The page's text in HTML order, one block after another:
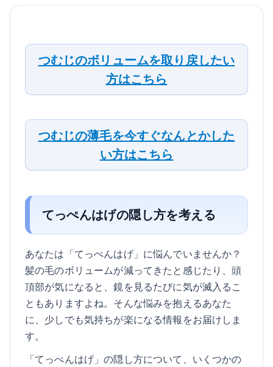
つむじのボリュームを取り戻したい
方はこちら
つむじの薄毛を今すぐなんとかした
い方はこちら
てっぺんはげの隠し方を考える
あなたは「てっぺんはげ」に悩んでいませんか？
髪の毛のボリュームが減ってきたと感じたり、頭
頂部が気になると、鏡を見るたびに気が滅入るこ
ともありますよね。そんな悩みを抱えるあなた
に、少しでも気持ちが楽になる情報をお届けしま
す。
「てっぺんはげ」の隠し方について、いくつかの